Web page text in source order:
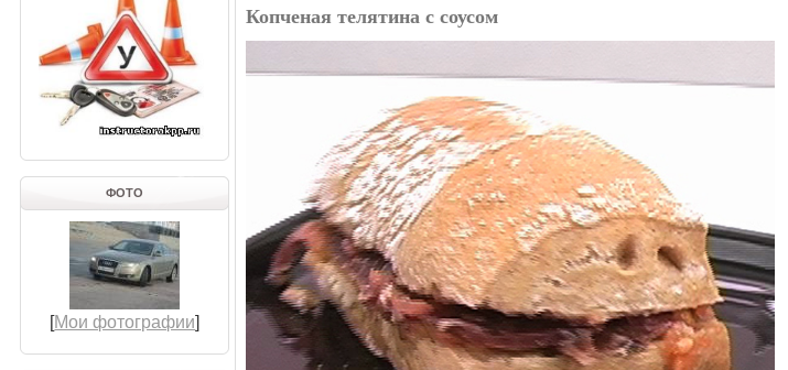
ФОТО
[Мои фотографии]
Копченая телятина с соусом